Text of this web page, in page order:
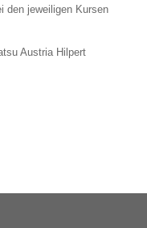
den jeweiligen Kursen
Austria Hilpert